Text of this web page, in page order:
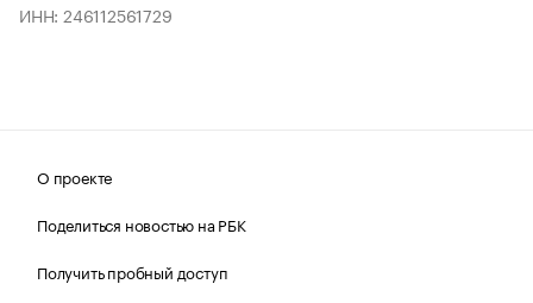
ИНН: 246112561729
О проекте
Поделиться новостью на РБК
Получить пробный доступ